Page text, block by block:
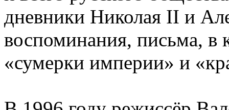
дневники Николая II и
воспоминания, письма, в
«сумерки империи» и